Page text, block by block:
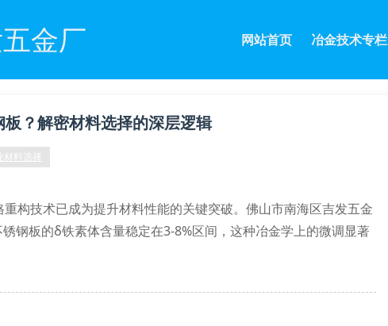
金厂 网站首页 冶金技术专栏
？解密材料选择的深层逻辑
材料选择
构技术已成为提升材料性能的关键突破。佛山市南海区吉发五金
钢板的δ铁素体含量稳定在3-8%区间，这种冶金学上的微调显著
。